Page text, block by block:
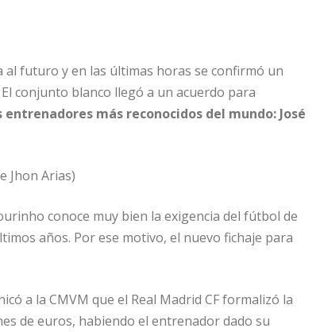
futuro y en las últimas horas se confirmó un
conjunto blanco llegó a un acuerdo para
entrenadores más reconocidos del mundo: José
Jhon Arias)
conoce muy bien la exigencia del fútbol de
años. Por ese motivo, el nuevo fichaje para
a la CMVM que el Real Madrid CF formalizó la
de euros, habiendo el entrenador dado su